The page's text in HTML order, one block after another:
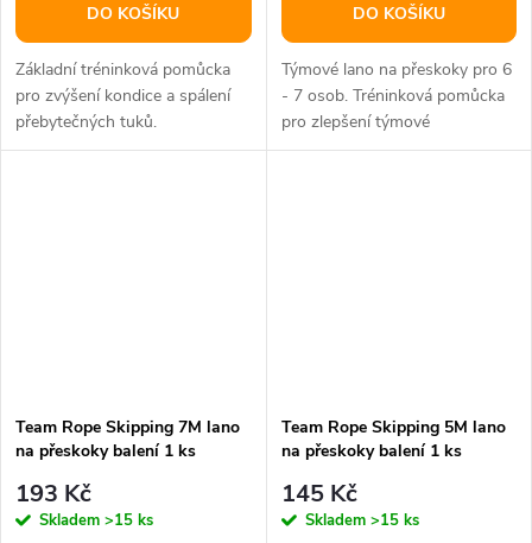
DO KOŠÍKU
Základní tréninková pomůcka
pro zvýšení kondice a spálení
přebytečných tuků.
Nastavitelná délka.
DO KOŠÍKU
Týmové lano na přeskoky pro 6
- 7 osob. Tréninková pomůcka
pro zlepšení týmové
spolupráce, koordinace a
Team Rope Skipping 7M lano
na přeskoky balení 1 ks
193 Kč
Skladem >15 ks
Team Rope Skipping 5M lano
na přeskoky balení 1 ks
145 Kč
Skladem >15 ks